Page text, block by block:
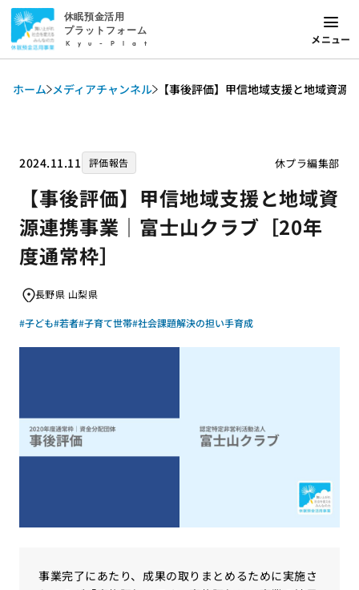
休眠預金活用
プラットフォーム
Kyu-Plat メニュー
ホーム メディアチャンネル 【事後評価】甲信地域支援と地域資
2024.11.11 評価報告 休プラ編集部
【事後評価】甲信地域支援と地域資
源連携事業｜富士山クラブ［20年
度通常枠］
長野県 山梨県
#子ども#若者#子育て世帯#社会課題解決の担い手育成
事業完了にあたり、成果の取りまとめるために実施さ